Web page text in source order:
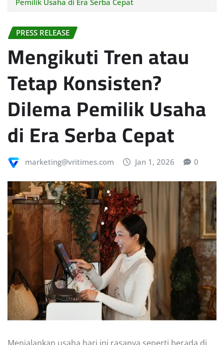
Pemilik Usaha di Era Serba Cepat
PRESS RELEASE
Mengikuti Tren atau
Tetap Konsisten?
Dilema Pemilik Usaha
di Era Serba Cepat
marketing@vritimes.com Jan 1, 2026 0